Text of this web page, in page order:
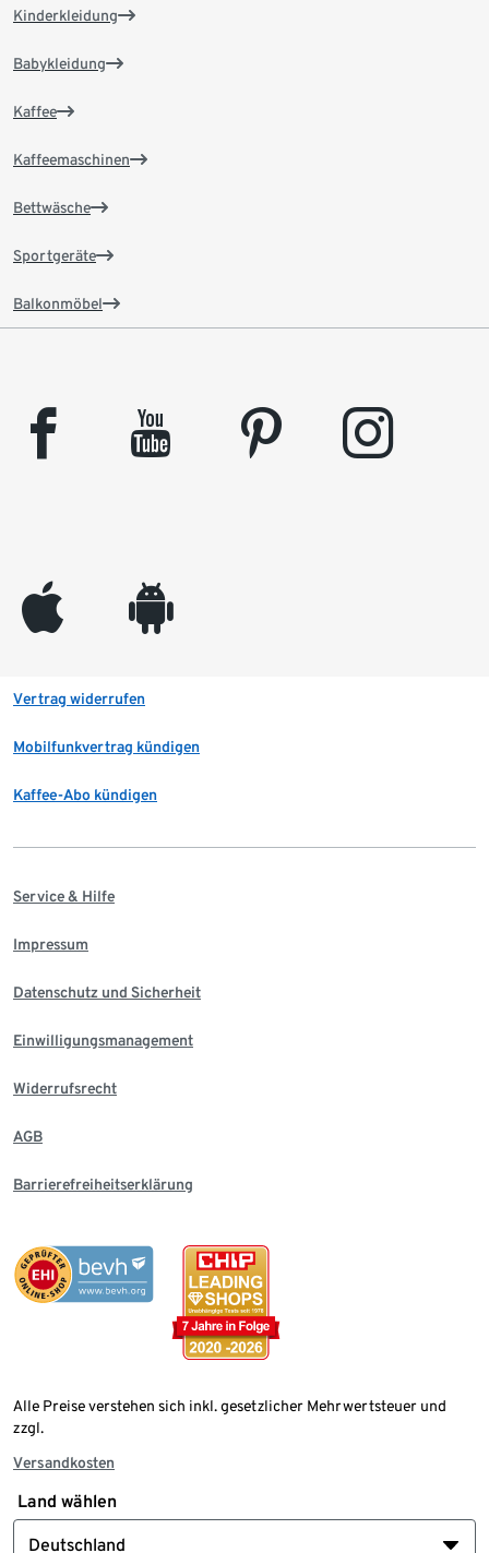
Kinderkleidung
Babykleidung
Kaffee
Kaffeemaschinen
Bettwäsche
Sportgeräte
Balkonmöbel
facebook youtube pinterest instagram
appleinc android
Vertrag widerrufen
Mobilfunkvertrag kündigen
Kaffee-Abo kündigen
Service & Hilfe
Impressum
Datenschutz und Sicherheit
Einwilligungsmanagement
Widerrufsrecht
AGB
Barrierefreiheitserklärung
Alle Preise verstehen sich inkl. gesetzlicher Mehrwertsteuer und
zzgl.
Versandkosten
Land wählen
Deutschland